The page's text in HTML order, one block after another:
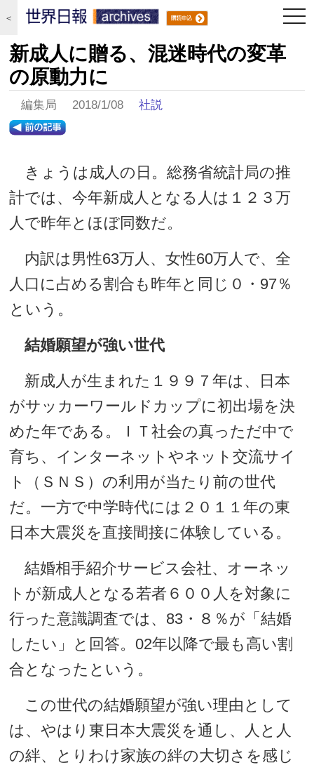
＜
新成人に贈る、混迷時代の変革
の原動力に
編集局 2018/1/08社説
きょうは成人の日。総務省統計局の推
計では、今年新成人となる人は１２３万
人で昨年とほぼ同数だ。
内訳は男性63万人、女性60万人で、全
人口に占める割合も昨年と同じ０・97％
という。
結婚願望が強い世代
新成人が生まれた１９９７年は、日本
がサッカーワールドカップに初出場を決
めた年である。ＩＴ社会の真っただ中で
育ち、インターネットやネット交流サイ
ト（ＳＮＳ）の利用が当たり前の世代
だ。一方で中学時代には２０１１年の東
日本大震災を直接間接に体験している。
結婚相手紹介サービス会社、オーネッ
トが新成人となる若者６００人を対象に
行った意識調査では、83・８％が「結婚
したい」と回答。02年以降で最も高い割
合となったという。
この世代の結婚願望が強い理由として
は、やはり東日本大震災を通し、人と人
の絆、とりわけ家族の絆の大切さを感じ